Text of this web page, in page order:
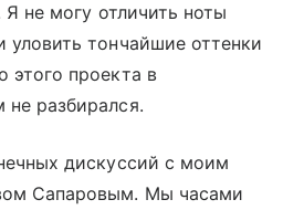
не могу отличить ноты
тончайшие оттенки
этого проекта в
разбирался.
дискуссий с моим
Сапаровым. Мы часами